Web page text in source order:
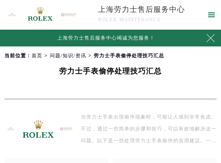
上海劳力士售后服务中心
ROLEX MAINTENANCE

上海劳力士售后服务中心竭诚为您服务！ 
当前位置： 首页 > 问题/知识/资讯 > 劳力士手表偷停处理技巧汇总
劳力士手表偷停处理技巧汇总
当劳力士手表出现偷停现象时，可能让人感到非常焦虑。
不过，通过一些简单的步骤和技巧，可以有效地解决这一
问题。以下是一些处理劳力士手表偷停的实用建议。一…